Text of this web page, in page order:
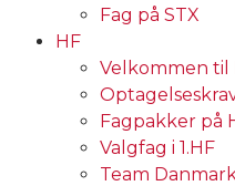
Fag på STX
HF
Velkommen til
Fagpakker på
Valgfag i 1.HF
Team